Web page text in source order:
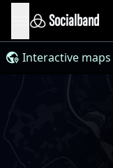
Socialband
Interactive maps